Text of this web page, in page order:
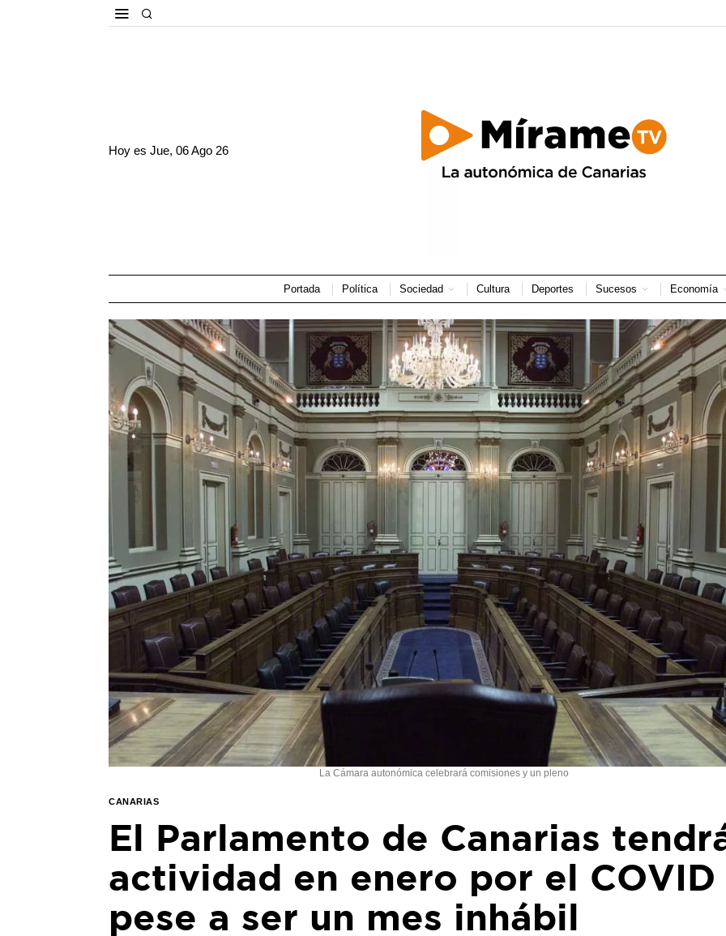
Hoy esJue, 06 Ago 26
Portada Política Sociedad Cultura Deportes Sucesos Economía
La Cámara autonómica celebrará comisiones y un pleno
CANARIAS
El Parlamento de Canarias
actividad en enero por el COVID
pese a ser un mes inhábil